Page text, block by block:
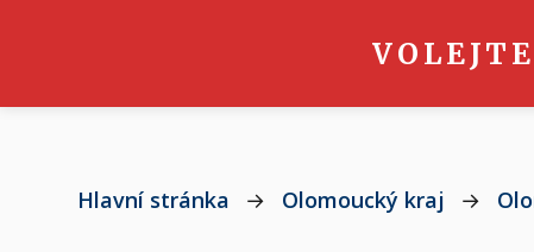
Hlavní stránka → Olomoucký kraj →